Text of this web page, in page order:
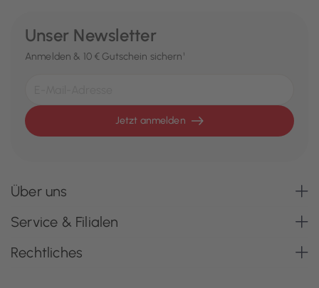
Unser Newsletter
Anmelden & 10 € Gutschein sichern¹
Jetzt anmelden
Über uns
Service & Filialen
Rechtliches